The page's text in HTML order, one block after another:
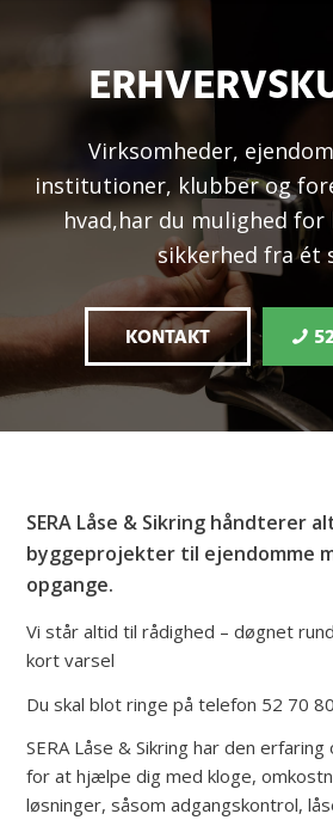
Virksomheder,
institutioner, klubber og
hvad,​har du mulighed for
sikkerhed fra ét
KONTAKT
SERA Låse & Sikring håndterer
byggeprojekter til ejendomme
opgange.
Vi står altid til rådighed – døgnet
kort varsel
​Du skal blot ringe på telefon 52 70
​SERA Låse & Sikring har den
for at hjælpe dig med kloge,
løsninger, såsom adgangskontrol,